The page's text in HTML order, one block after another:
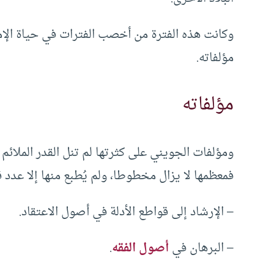
وكانت هذه الفترة من أخصب الفترات في حياة
مؤلفاته.
مؤلفاته
ومؤلفات الجويني على كثرتها لم تنل القدر
فمعظمها لا يزال مخطوطا، ولم يُطبع منها إلا عدد
– الإرشاد إلى قواطع الأدلة في أصول الاعتقاد.
– البرهان فيأصول الفقه.